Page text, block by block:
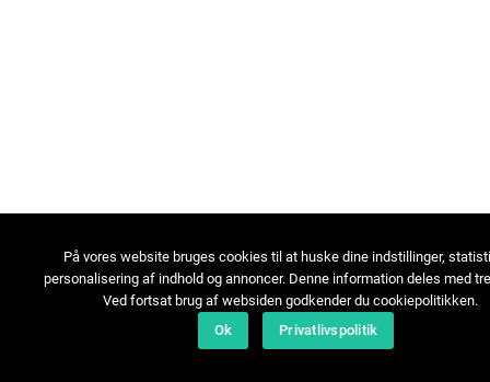
På vores website bruges cookies til at huske dine indstillinger,
personalisering af indhold og annoncer. Denne information deles med
Ved fortsat brug af websiden godkender du cookiepolitikken.
Ok
Privatlivspolitik